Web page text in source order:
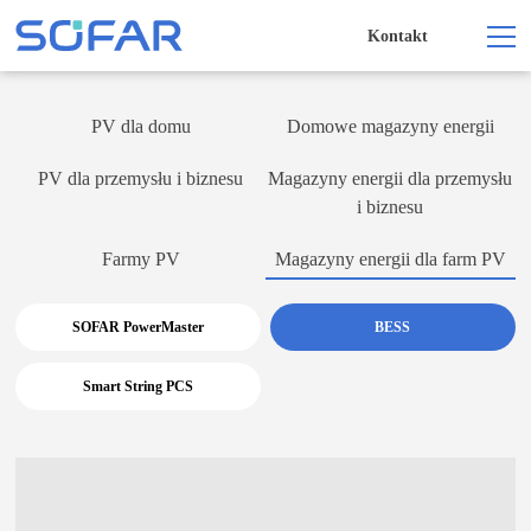
Kontakt
PV dla domu Domowe magazyny energii
PV dla przemysłu i biznesu
Magazyny energii dla przemysłu
i biznesu
Farmy PV Magazyny energii dla farm PV
SOFAR PowerMaster BESS
Smart String PCS